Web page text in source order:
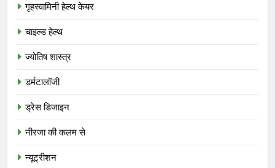
गृहस्वामिनी हेल्थ केयर
चाइल्ड हेल्थ
ज्योतिष शास्त्र
डर्मटालॉजी
ड्रेस डिजाइन
नीरजा की कलम से
न्यूट्रीशन